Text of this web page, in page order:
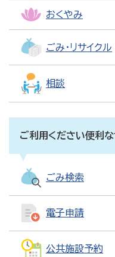
おくやみ
ごみ・リサイクル
相談
ご利用ください便利な
ごみ検索
電子申請
公共施設予約